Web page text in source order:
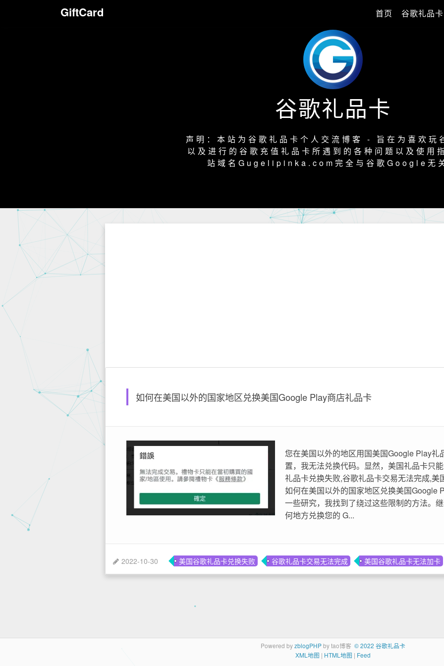
GiftCard 首页 谷歌礼品卡
谷歌礼品卡
声明：本站为谷歌礼品卡个人交流博客 - 旨在为喜欢玩
以及进行的谷歌充值礼品卡所遇到的各种问题以及使用
站域名Gugelipinka.com完全与谷歌Google无
如何在美国以外的国家地区兑换美国Google Play商店礼品卡
您在美国以外的地区用国美国Google Play礼
置，我无法兑换代码。显然，美国礼品卡只
礼品卡兑换失败,谷歌礼品卡交易无法完成,美
如何在美国以外的国家地区兑换美国Google
一些研究，我找到了绕过这些限制的方法。
何地方兑换您的 G...
2022-10-30 美国谷歌礼品卡兑换失败 谷歌礼品卡交易无法完成 美国谷歌礼品卡无法加卡
Powered byzblogPHPby tao博客 © 2022 谷歌礼品卡
XML地图 | HTML地图 | Feed